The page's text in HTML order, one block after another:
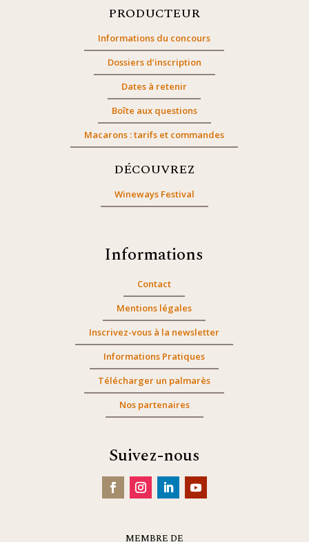
PRODUCTEUR
Informations du concours
Dossiers d’inscription
Dates à retenir
Boîte aux questions
Macarons : tarifs et commandes
DÉCOUVREZ
Wineways Festival
Informations
Contact
Mentions légales
Inscrivez-vous à la newsletter
Informations Pratiques
Télécharger un palmarès
Nos partenaires
Suivez-nous
MEMBRE DE